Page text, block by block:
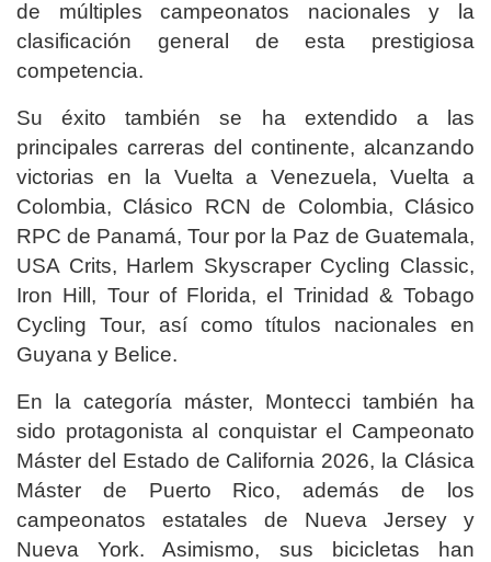
de múltiples campeonatos nacionales y la
clasificación general de esta prestigiosa
competencia.
Su éxito también se ha extendido a las
principales carreras del continente, alcanzando
victorias en la Vuelta a Venezuela, Vuelta a
Colombia, Clásico RCN de Colombia, Clásico
RPC de Panamá, Tour por la Paz de Guatemala,
USA Crits, Harlem Skyscraper Cycling Classic,
Iron Hill, Tour of Florida, el Trinidad & Tobago
Cycling Tour, así como títulos nacionales en
Guyana y Belice.
En la categoría máster, Montecci también ha
sido protagonista al conquistar el Campeonato
Máster del Estado de California 2026, la Clásica
Máster de Puerto Rico, además de los
campeonatos estatales de Nueva Jersey y
Nueva York. Asimismo, sus bicicletas han